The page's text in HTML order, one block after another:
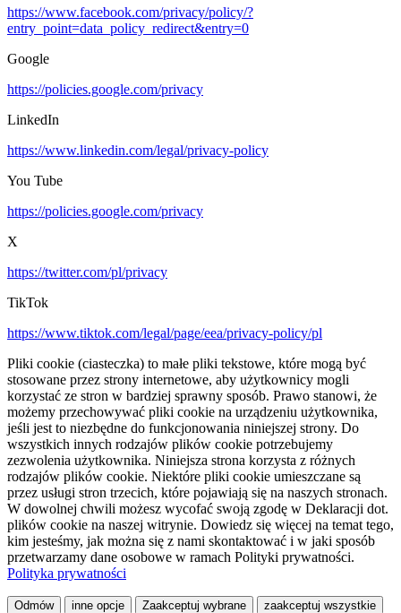
https://www.facebook.com/privacy/policy/?
entry_point=data_policy_redirect&entry=0
Google
https://policies.google.com/privacy
LinkedIn
https://www.linkedin.com/legal/privacy-policy
You Tube
https://policies.google.com/privacy
X
https://twitter.com/pl/privacy
TikTok
https://www.tiktok.com/legal/page/eea/privacy-policy/pl
Pliki cookie (ciasteczka) to małe pliki tekstowe, które mogą być
stosowane przez strony internetowe, aby użytkownicy mogli
korzystać ze stron w bardziej sprawny sposób. Prawo stanowi, że
możemy przechowywać pliki cookie na urządzeniu użytkownika,
jeśli jest to niezbędne do funkcjonowania niniejszej strony. Do
wszystkich innych rodzajów plików cookie potrzebujemy
zezwolenia użytkownika. Niniejsza strona korzysta z różnych
rodzajów plików cookie. Niektóre pliki cookie umieszczane są
przez usługi stron trzecich, które pojawiają się na naszych stronach.
W dowolnej chwili możesz wycofać swoją zgodę w Deklaracji dot.
plików cookie na naszej witrynie. Dowiedz się więcej na temat tego,
kim jesteśmy, jak można się z nami skontaktować i w jaki sposób
przetwarzamy dane osobowe w ramach Polityki prywatności.
Polityka prywatności
Odmów inne opcje Zaakceptuj wybrane zaakceptuj wszystkie